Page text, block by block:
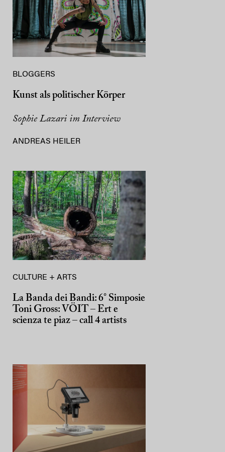
BLOGGERS
Kunst als politischer Körper
Sophie Lazari im Interview
ANDREAS HEILER
CULTURE + ARTS
La Banda dei Bandi: 6° Simposie
Toni Gross: VÖIT – Ert e
scienza te piaz – call 4 artists